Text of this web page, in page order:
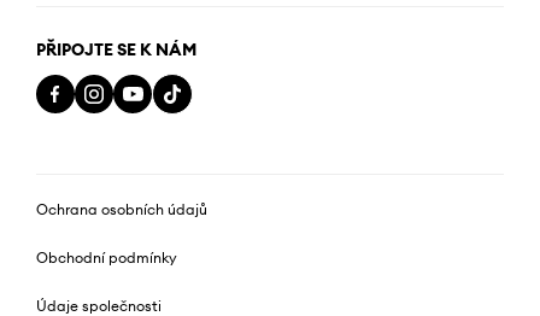
PŘIPOJTE SE K NÁM
Ochrana osobních údajů
Obchodní podmínky
Údaje společnosti